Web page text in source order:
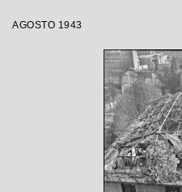
AGOSTO 1943